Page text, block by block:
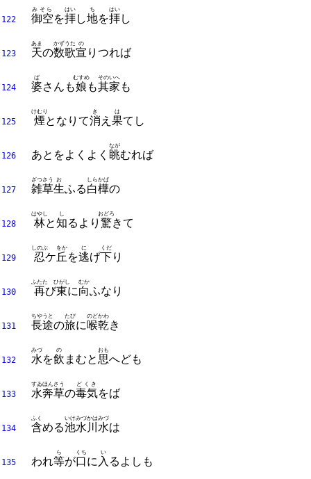
122 御空
みそら
を拝
はい
し地
ち
を拝
はい
し
123 天
あま
の数歌
かずうた
宣
の
りつれば
124 婆
ば
さんも娘
むすめ
も其
その
家
いへ
も
125 煙
けむり
となりて消
き
え果
は
てし
126 あとをよくよく 眺
なが
むれば
127 雑草
ざつさう
生
お
ふる白樺
しらかば
の
128 林
はやし
と知
し
るより驚
おどろ
きて
129 忍
しのぶ
ケ 丘
をか
を逃
に
げ下
くだ
り
130 再
ふたた
び東
ひがし
に向
むか
ふなり
131 長途
ちやうと
の旅
たび
に喉
のど
乾
かわ
き
132 水
みづ
を飲
の
まむと 思
おも
へども
133 水奔草
すゐほんさう
の毒気
どくき
をば
134 含
ふく
める池水
いけみづ
川水
かはみづ
は
135 われ等
ら
が口
くち
に 入
い
るよしも